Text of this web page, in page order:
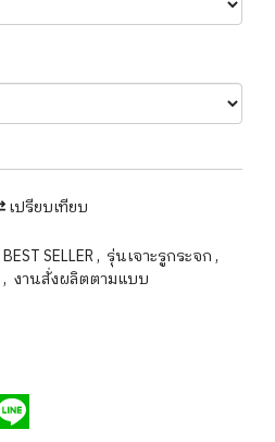
เปรียบเทียบ
BEST SELLER, รุ่นเจาะรูกระจก,
, งานสั่งผลิตตามแบบ